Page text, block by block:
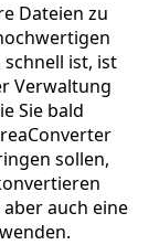
Dateien zu
ist, ist
Verwaltung
Sie bald
sollen,
aber auch eine